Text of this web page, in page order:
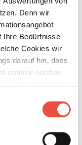
Denn wir
Ihre Bedürfnisse
Cookies wir
darauf hin, dass
optimal nutzbar
Sie den jeweiligen